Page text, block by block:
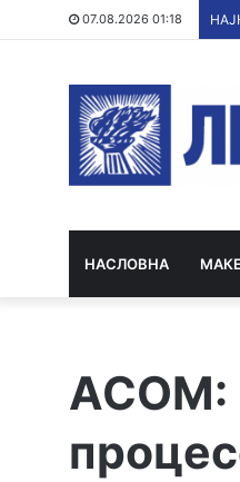
07.08.2026 01:18
НАСЛОВНА
АСОМ: